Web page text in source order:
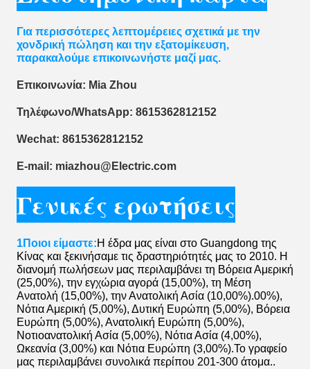
Για περισσότερες λεπτομέρειες σχετικά με την
χονδρική πώληση και την εξατομίκευση,
παρακαλούμε επικοινωνήστε μαζί μας.
Επικοινωνία: Mia Zhou
Τηλέφωνο/WhatsApp: 8615362812152
Wechat: 8615362812152
Ε-mail: miazhou@Electric.com
Γενικές ερωτήσεις
1Ποιοι είμαστε:Η έδρα μας είναι στο Guangdong της
Κίνας και ξεκινήσαμε τις δραστηριότητές μας το 2010. Η
διανομή πωλήσεων μας περιλαμβάνει τη Βόρεια Αμερική
(25,00%), την εγχώρια αγορά (15,00%), τη Μέση
Ανατολή (15,00%), την Ανατολική Ασία (10,00%).00%),
Νότια Αμερική (5,00%), Δυτική Ευρώπη (5,00%), Βόρεια
Ευρώπη (5,00%), Ανατολική Ευρώπη (5,00%),
Νοτιοανατολική Ασία (5,00%), Νότια Ασία (4,00%),
Ωκεανία (3,00%) και Νότια Ευρώπη (3,00%).Το γραφείο
μας περιλαμβάνει συνολικά περίπου 201-300 άτομα..